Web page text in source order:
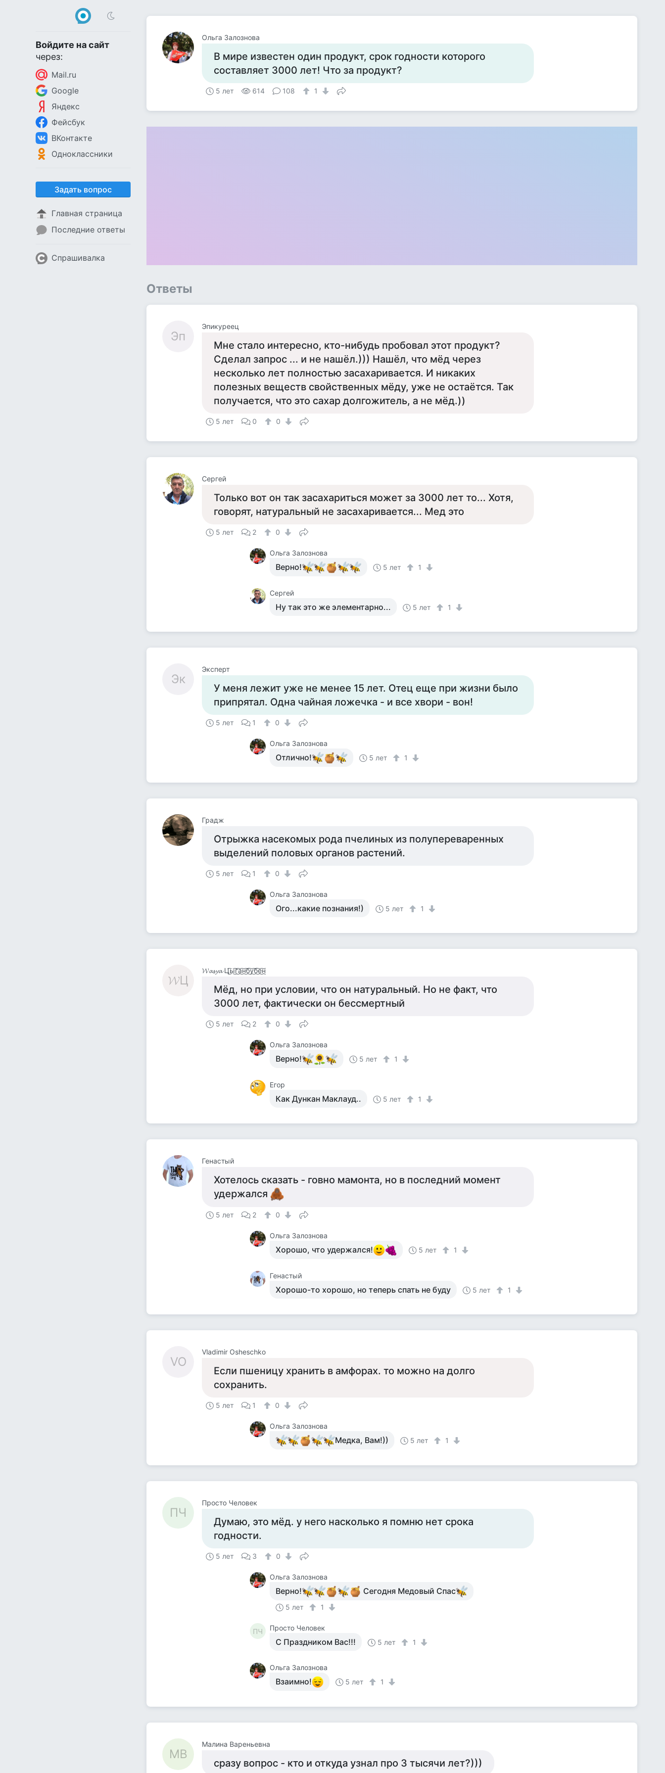
Войдите на сайт
через:
Mail.ru
Google
Яндекс
Фейсбук
ВКонтакте
Одноклассники
Задать вопрос
Главная страница
Последние ответы
Спрашивалка
Ольга Залознова
В мире известен один продукт, срок годности которого
составляет 3000 лет! Что за продукт?
5 лет 614 108 1
Ответы
Эп
Эпикуреец
Мне стало интересно, кто-нибудь пробовал этот продукт?
Сделал запрос ... и не нашёл.))) Нашёл, что мёд через
несколько лет полностью засахаривается. И никаких
полезных веществ свойственных мёду, уже не остаётся. Так
получается, что это сахар долгожитель, а не мёд.))
5 лет 0 0
Сергей
Только вот он так засахариться может за 3000 лет то... Хотя,
говорят, натуральный не засахаривается... Мед это
5 лет 2 0
Ольга Залознова
Верно! 5 лет 1
Сергей
Ну так это же элементарно... 5 лет 1
Эк
Эксперт
У меня лежит уже не менее 15 лет. Отец еще при жизни было
припрятал. Одна чайная ложечка - и все хвори - вон!
5 лет 1 0
Ольга Залознова
Отлично! 5 лет 1
Градж
Отрыжка насекомых рода пчелиных из полупереваренных
выделений половых органов растений.
5 лет 1 0
Ольга Залознова
Ого...какие познания!) 5 лет 1
𝓦Ц
𝓦𝓪𝓼𝔂𝓪 Ц͜͡ы͜͡г͜͡а͜͡н͜͡б͜͡у͜͡б͜͡е͜͡н͜͡
Мёд, но при условии, что он натуральный. Но не факт, что
3000 лет, фактически он бессмертный
5 лет 2 0
Ольга Залознова
Верно! 5 лет 1
Егор
Как Дункан Маклауд.. 5 лет 1
Генастый
Хотелось сказать - говно мамонта, но в последний момент
удержался
5 лет 2 0
Ольга Залознова
Хорошо, что удержался! 5 лет 1
Генастый
Хорошо-то хорошо, но теперь спать не буду 5 лет 1
VO
Vladimir Osheschko
Если пшеницу хранить в амфорах. то можно на долго
сохранить.
5 лет 1 0
Ольга Залознова
Медка, Вам!)) 5 лет 1
ПЧ
Просто Человек
Думаю, это мёд. у него насколько я помню нет срока
годности.
5 лет 3 0
Ольга Залознова
Верно! Сегодня Медовый Спас
5 лет 1
ПЧ Просто Человек
С Праздником Вас!!! 5 лет 1
Ольга Залознова
Взаимно! 5 лет 1
МВ
Малина Вареньевна
сразу вопрос - кто и откуда узнал про 3 тысячи лет?)))